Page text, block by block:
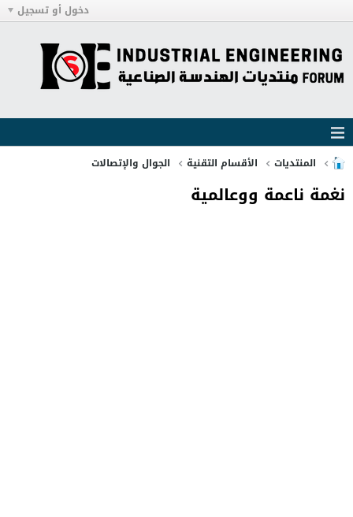
دخول أو تسجيل
المنتديات الأقسام التقنية الجوال والإتصالات
نغمة ناعمة ووعالمية